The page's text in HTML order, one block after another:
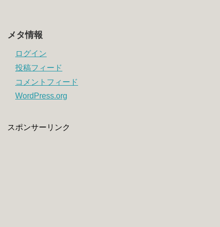
メタ情報
ログイン
投稿フィード
コメントフィード
WordPress.org
スポンサーリンク